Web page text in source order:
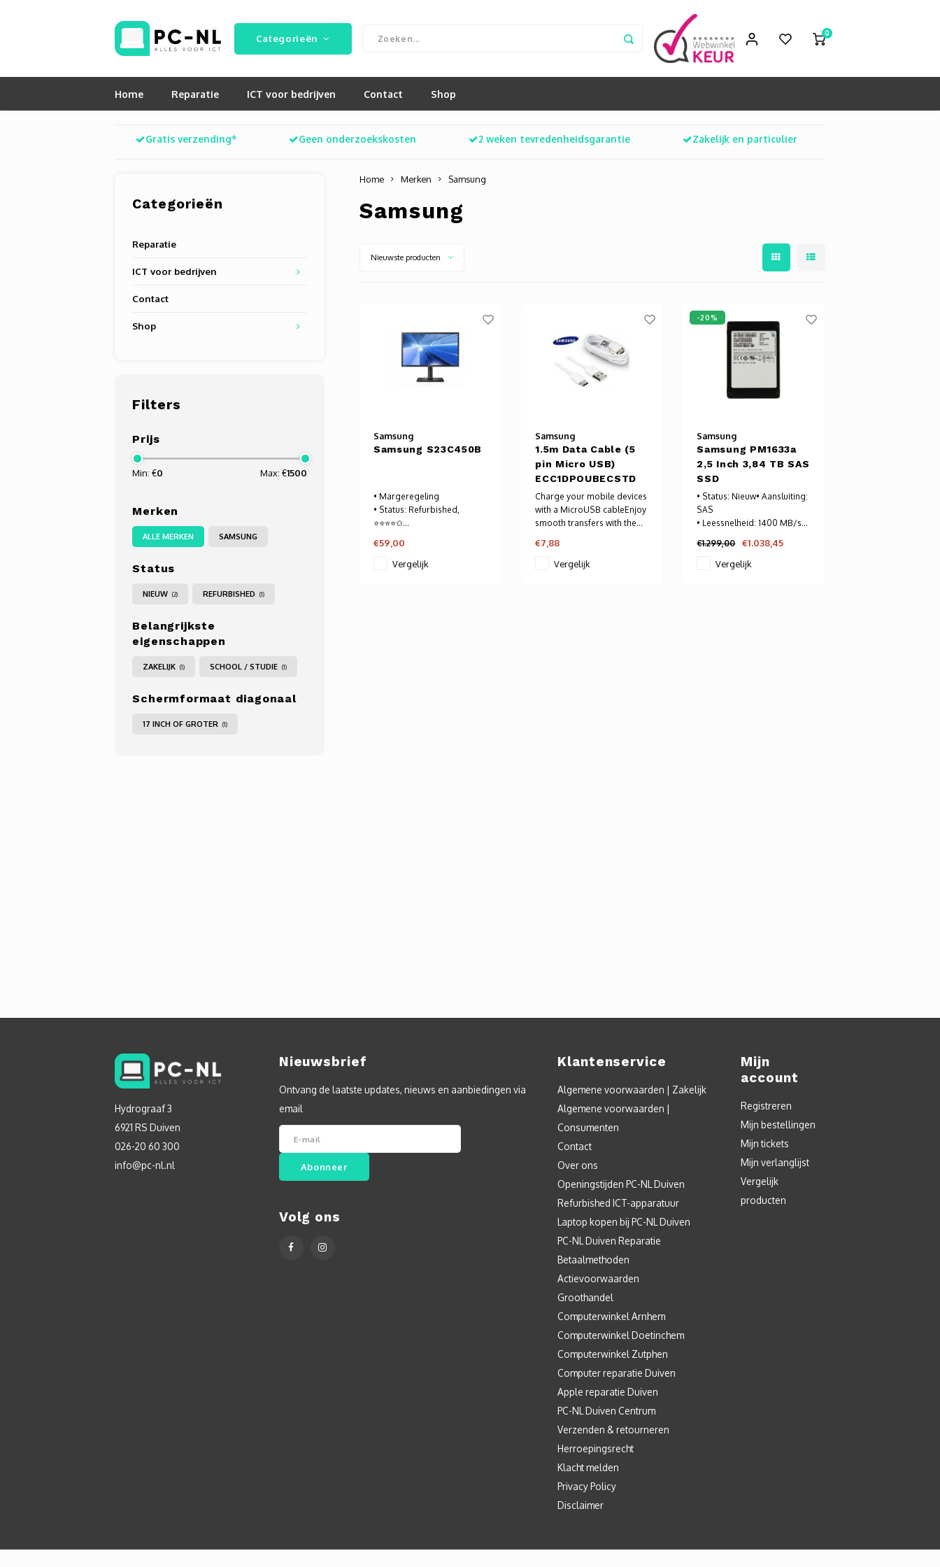
Categorieën 0
Home Reparatie ICT voor bedrijven Contact Shop
Gratis verzending* Geen onderzoekskosten 2 weken tevredenheidsgarantie Zakelijk en particulier
Categorieën
Reparatie
ICT voor bedrijven
Contact
Shop
Filters
Prijs
Min: €0 Max: €1500
Merken
ALLE MERKEN SAMSUNG
Status
NIEUW (2) REFURBISHED (1)
Belangrijkste
eigenschappen
ZAKELIJK (1) SCHOOL / STUDIE (1)
Schermformaat diagonaal
17 INCH OF GROTER (1)
Home Merken Samsung
Samsung
Nieuwste producten
Samsung
Samsung S23C450B
• Margeregeling
• Status: Refurbished,
⭐⭐⭐⭐✩
• Aansluitingen: VGA, DVI
Voor meer informatie -->
€59,00
Vergelijk
Samsung
1.5m Data Cable (5
pin Micro USB)
ECC1DPOUBECSTD
Charge your mobile devices
with a MicroUSB cableEnjoy
smooth transfers with the
Connect easily with 1.5m
length cable
€7,88
Vergelijk
-20%
Samsung
Samsung PM1633a
2,5 Inch 3,84 TB SAS
SSD
• Status: Nieuw• Aansluiting:
SAS
• Leessnelheid: 1400 MB/s
• Formaat: 2,5 Inch
• Opslagvermogen: 4 TB
€1.299,00 €1.038,45
Vergelijk
Hydrograaf 3
6921 RS Duiven
026-20 60 300
info@pc-nl.nl
Nieuwsbrief
Ontvang de laatste updates, nieuws en aanbiedingen via
email
Abonneer
Volg ons
Klantenservice
Algemene voorwaarden | Zakelijk
Algemene voorwaarden |
Consumenten
Contact
Over ons
Openingstijden PC-NL Duiven
Refurbished ICT-apparatuur
Laptop kopen bij PC-NL Duiven
PC-NL Duiven Reparatie
Betaalmethoden
Actievoorwaarden
Groothandel
Computerwinkel Arnhem
Computerwinkel Doetinchem
Computerwinkel Zutphen
Computer reparatie Duiven
Apple reparatie Duiven
PC-NL Duiven Centrum
Verzenden & retourneren
Herroepingsrecht
Klacht melden
Privacy Policy
Disclaimer
Mijn
account
Registreren
Mijn bestellingen
Mijn tickets
Mijn verlanglijst
Vergelijk
producten